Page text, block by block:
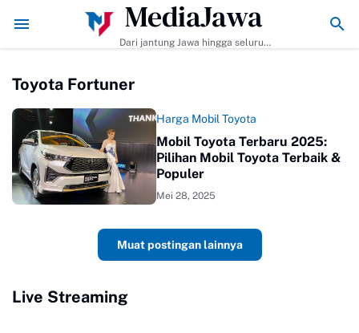
dan Tips Agar Bumbunya Meresap Sempurna! Ekonomi
MediaJawa
Dari jantung Jawa hingga seluruh
unik, dan analisis tajam. Cepat
akurat.
Toyota Fortuner
Harga Mobil Toyota
Mobil Toyota Terbaru 2025:
Pilihan Mobil Toyota Terbaik &
Populer
Mei 28, 2025
Muat postingan lainnya
Live Streaming